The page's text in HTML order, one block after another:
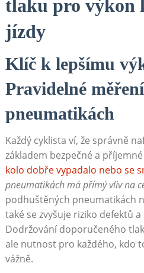
tlaku pro výkon
jízdy
Klíč k lepšímu
Pravidelné
pneumatikách
Každý cyklista ví, že správně
základem bezpečné a
kolo dobře vypadalo nebo se
pneumatikách má přímý vliv na
podhuštěných pneumatikách
také se zvyšuje riziko defektů
Dodržování doporučeného
ale nutnost pro každého, kdo
vážně.